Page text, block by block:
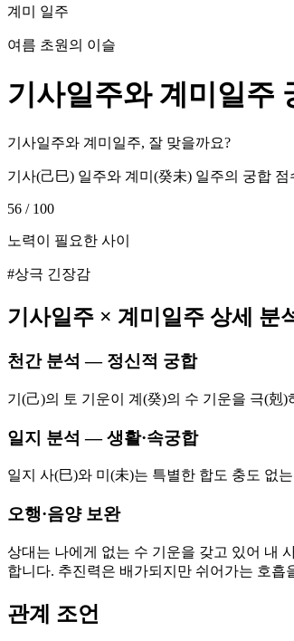
계미 일주
여름 초원의 이슬
기사일주와 계미일주
기사일주와 계미일주, 잘 맞을까요?
기사(己巳) 일주와 계미 (癸未) 일주의 궁합 점
56 / 100
노력이 필요한 사이
#상극 긴장감
기사일주 × 계미 일주 상세 분
천간 분석 — 정신적 궁합
기(己)의 토 기운이 계(癸)의 수 기운을 극(剋
일지 분석 — 생활·속궁합
일지 사(巳)와 미(未)는 특별한 합도 충도 없
오행·음양 보완
상대는 나에게 없는 수 기운을 갖고 있어 내
합니다. 추진력은 배가되지만 쉬어가는 호흡
관계 조언